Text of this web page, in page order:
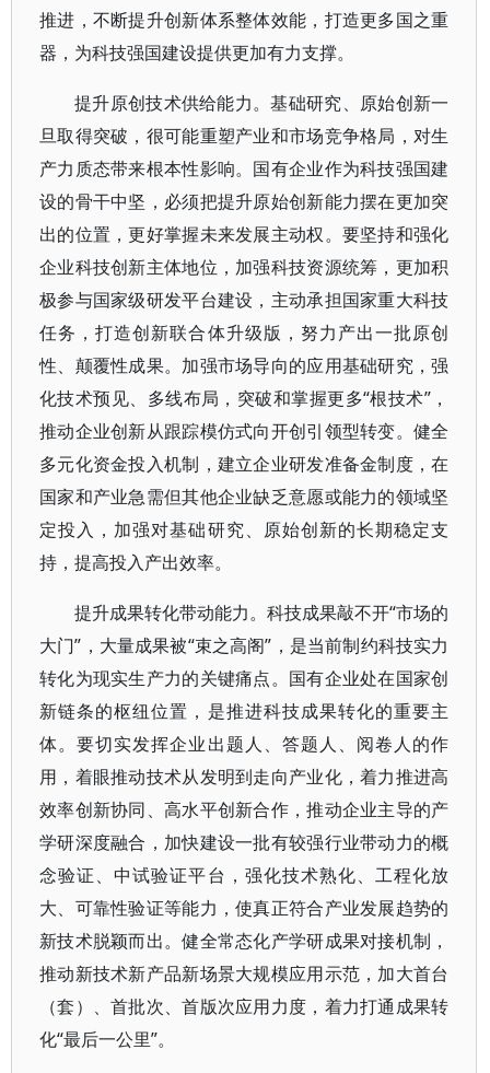
推进，不断提升创新体系整体效能，打造更多国之重
器，为科技强国建设提供更加有力支撑。
提升原创技术供给能力。基础研究、原始创新一
旦取得突破，很可能重塑产业和市场竞争格局，对生
产力质态带来根本性影响。国有企业作为科技强国建
设的骨干中坚，必须把提升原始创新能力摆在更加突
出的位置，更好掌握未来发展主动权。要坚持和强化
企业科技创新主体地位，加强科技资源统筹，更加积
极参与国家级研发平台建设，主动承担国家重大科技
任务，打造创新联合体升级版，努力产出一批原创
性、颠覆性成果。加强市场导向的应用基础研究，强
化技术预见、多线布局，突破和掌握更多“根技术”，
推动企业创新从跟踪模仿式向开创引领型转变。健全
多元化资金投入机制，建立企业研发准备金制度，在
国家和产业急需但其他企业缺乏意愿或能力的领域坚
定投入，加强对基础研究、原始创新的长期稳定支
持，提高投入产出效率。
提升成果转化带动能力。科技成果敲不开“市场的
大门”，大量成果被“束之高阁”，是当前制约科技实力
转化为现实生产力的关键痛点。国有企业处在国家创
新链条的枢纽位置，是推进科技成果转化的重要主
体。要切实发挥企业出题人、答题人、阅卷人的作
用，着眼推动技术从发明到走向产业化，着力推进高
效率创新协同、高水平创新合作，推动企业主导的产
学研深度融合，加快建设一批有较强行业带动力的概
念验证、中试验证平台，强化技术熟化、工程化放
大、可靠性验证等能力，使真正符合产业发展趋势的
新技术脱颖而出。健全常态化产学研成果对接机制，
推动新技术新产品新场景大规模应用示范，加大首台
（套）、首批次、首版次应用力度，着力打通成果转
化“最后一公里”。